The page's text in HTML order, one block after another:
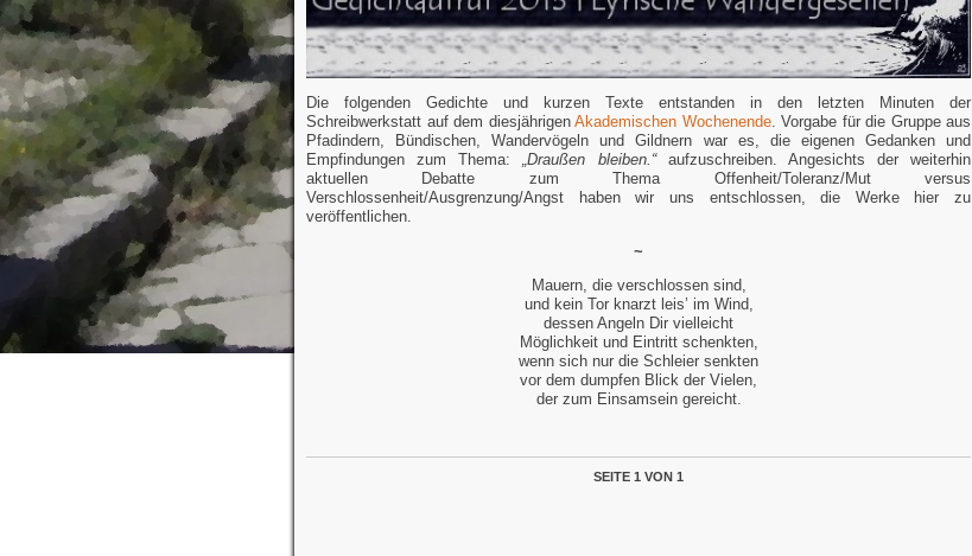
Die folgenden Gedichte und kurzen Texte entstanden in den letzten Minuten der
Schreibwerkstatt auf dem diesjährigen Akademischen Wochenende. Vorgabe für die Gruppe aus
Pfadindern, Bündischen, Wandervögeln und Gildnern war es, die eigenen Gedanken und
Empfindungen zum Thema:„Draußen bleiben.“ aufzuschreiben. Angesichts der weiterhin
aktuellen Debatte zum Thema Offenheit/Toleranz/Mut versus
Verschlossenheit/Ausgrenzung/Angst haben wir uns entschlossen, die Werke hier zu
veröffentlichen.
~
Mauern, die verschlossen sind,
und kein Tor knarzt leis’ im Wind,
dessen Angeln Dir vielleicht
Möglichkeit und Eintritt schenkten,
wenn sich nur die Schleier senkten
vor dem dumpfen Blick der Vielen,
der zum Einsamsein gereicht.
SEITE 1 VON 1